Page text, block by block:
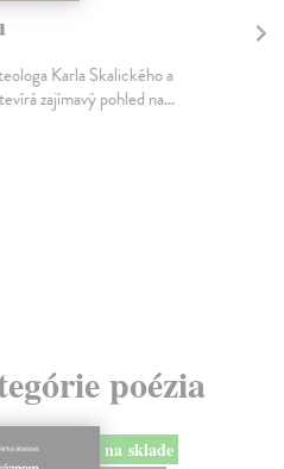
Karla Skalického a
zajímavý pohled na...
poézia
na sklade